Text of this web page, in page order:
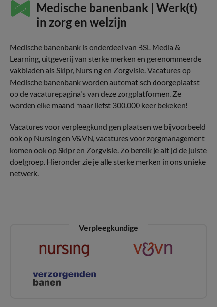
Medische banenbank | Werk(t)
in zorg en welzijn
Medische banenbank is onderdeel van BSL Media &
Learning, uitgeverij van sterke merken en gerenommeerde
vakbladen als Skipr, Nursing en Zorgvisie. Vacatures op
Medische banenbank worden automatisch doorgeplaatst
op de vacaturepagina's van deze zorgplatformen. Ze
worden elke maand maar liefst 300.000 keer bekeken!
Vacatures voor verpleegkundigen plaatsen we bijvoorbeeld
ook op Nursing en V&VN, vacatures voor zorgmanagement
komen ook op Skipr en Zorgvisie. Zo bereik je altijd de juiste
doelgroep. Hieronder zie je alle sterke merken in ons unieke
netwerk.
Verpleegkundige